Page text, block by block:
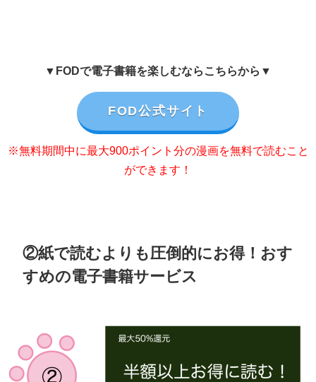
▼FODで電子書籍を楽しむならこちらから▼
FOD公式サイト
※無料期間中に最大900ポイント分の漫画を無料で読むこと
ができます！
②紙で読むよりも圧倒的にお得！おす
すめの電子書籍サービス